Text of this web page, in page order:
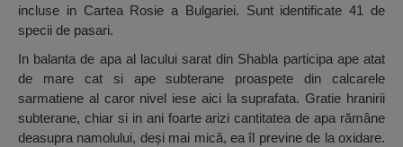
incluse in Cartea Rosie a Bulgariei. Sunt identificate 41 de
specii de pasari.
In balanta de apa al lacului sarat din Shabla participa ape atat
de mare cat si ape subterane proaspete din calcarele
sarmatiene al caror nivel iese aici la suprafata. Gratie hranirii
subterane, chiar si in ani foarte arizi cantitatea de apa rămâne
deasupra namolului, deși mai mică, ea îl previne de la oxidare.